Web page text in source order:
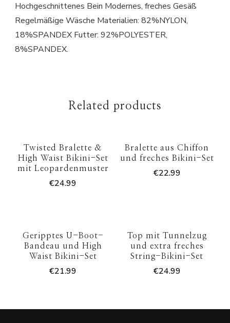
Hochgeschnittenes Bein Modernes, freches Gesäß
Regelmäßige Wäsche Materialien: 82%NYLON,
18%SPANDEX Futter: 92%POLYESTER,
8%SPANDEX.
Related products
Twisted Bralette &
High Waist Bikini-Set
mit Leopardenmuster
€24.99
Bralette aus Chiffon
und freches Bikini-Set
€22.99
Geripptes U-Boot-
Bandeau und High
Waist Bikini-Set
€21.99
Top mit Tunnelzug
und extra freches
String-Bikini-Set
€24.99